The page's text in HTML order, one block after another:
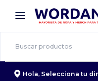
× App de
¡Mejores precios en
Hola, Selecciona tu